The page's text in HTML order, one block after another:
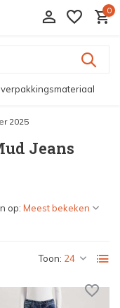
0
2025
Jeans
Toon:
op: